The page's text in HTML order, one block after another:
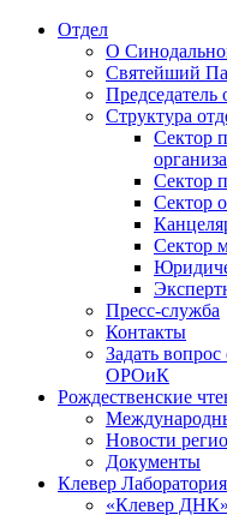
Отдел
О
Святейший
Председатель
Структура
Сектор
Сектор
Сектор
Сектор
Пресс-служба
Контакты
Задать
ОРОиК
Рождественские
Новости
Документы
Клевер Лаборатория
«Клевер ДНК»